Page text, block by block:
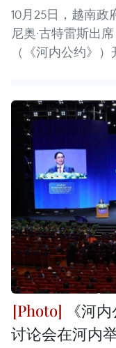
10月25日，越南
尼奥·古特雷斯出
（《河内公约》
《河
讨论会在河内